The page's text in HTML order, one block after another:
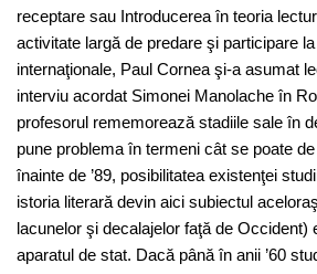
receptare sau Introducerea în teoria
activitate largă de predare şi participare
internaţionale, Paul Cornea şi-a asumat
interviu acordat Simonei Manolache în
profesorul rememorează stadiile sale în
pune problema în termeni cât se poate
înainte de ’89, posibilitatea existenţei
istoria literară devin aici subiectul
lacunelor şi decalajelor faţă de Occident)
aparatul de stat. Dacă până în anii ’60